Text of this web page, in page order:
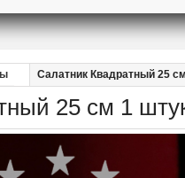
Салатник Квадратный 25
25 см 1